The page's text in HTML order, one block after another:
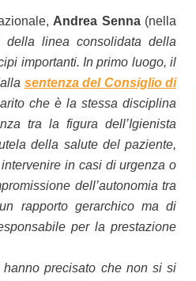
Andrea Senna(nella
linea consolidata della
importanti. In primo luogo, il
sentenza del Consiglio di
che è la stessa disciplina
tra la figura dell’Igienista
della salute del paziente,
in casi di urgenza o
dell’autonomia tra
rapporto gerarchico ma di
per la prestazione
precisato che non si si